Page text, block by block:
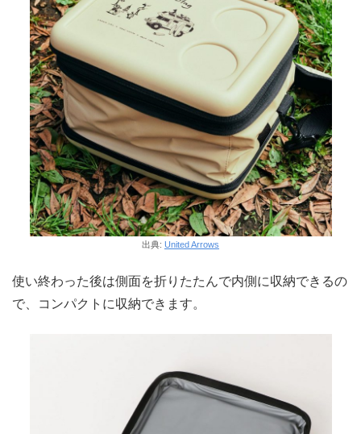
出典: United Arrows
使い終わった後は側面を折りたたんで内側に収納できるの
で、コンパクトに収納できます。